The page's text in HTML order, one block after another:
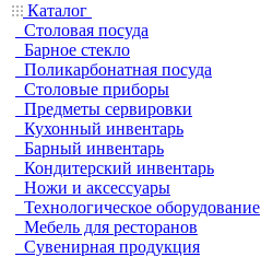
Каталог
Столовая посуда
Барное стекло
Поликарбонатная посуда
Столовые приборы
Предметы сервировки
Кухонный инвентарь
Барный инвентарь
Кондитерский инвентарь
Ножи и аксессуары
Технологическое оборудование
Мебель для ресторанов
Сувенирная продукция